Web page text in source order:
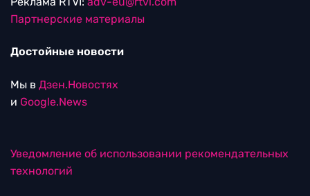
Партнерские материалы
Достойные новости
Мы в Дзен.Новостях
и Google.News
Уведомление об использовании рекомендательных
технологий